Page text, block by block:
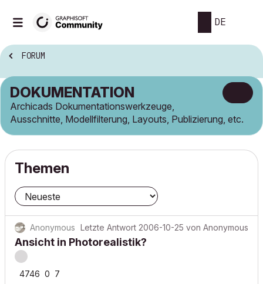
DE
FORUM
DOKUMENTATION
Archicads Dokumentationswerkzeuge,
Ausschnitte, Modellfilterung, Layouts, Publizierung, etc.
Themen
Anonymous Letzte Antwort 2006-10-25 von Anonymous
Ansicht in Photorealistik?
4746 0 7